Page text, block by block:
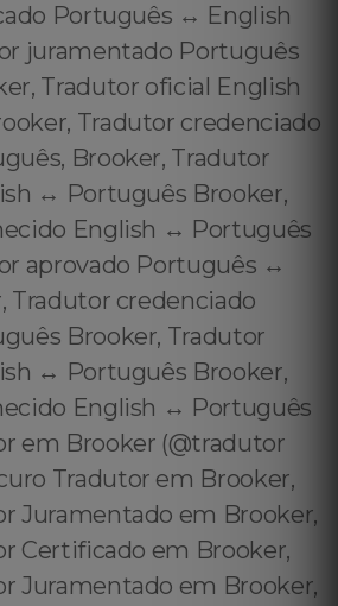
Português ↔️ English
juramentado Português
Tradutor oficial English
Tradutor credenciado
Brooker, Tradutor
↔️ Português Brooker,
English ↔️ Português
aprovado Português ↔️
Tradutor credenciado
Brooker, Tradutor
↔️ Português Brooker,
English ↔️ Português
em Brooker (@tradutor
Tradutor em Brooker,
Juramentado em Brooker,
Certificado em Brooker,
Juramentado em Brooker,